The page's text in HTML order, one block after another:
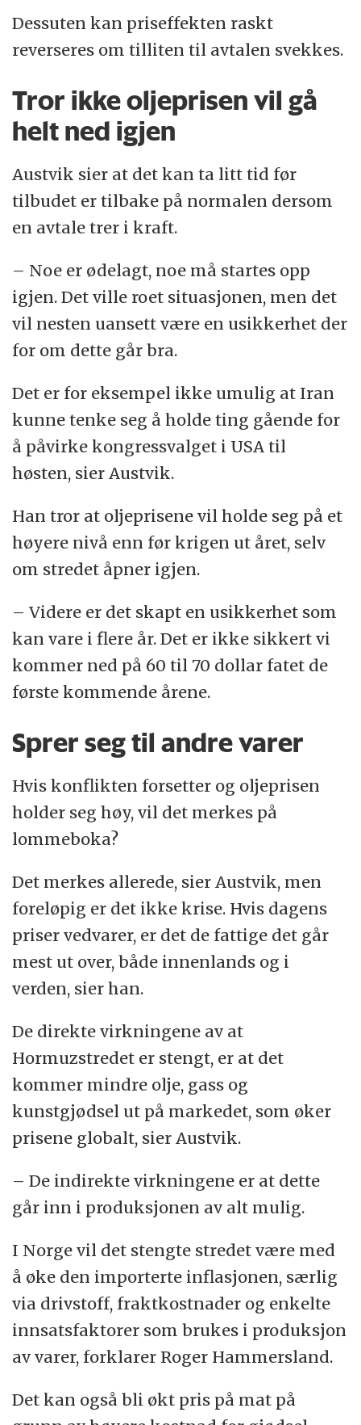
Dessuten kan priseffekten raskt
reverseres om tilliten til avtalen svekkes.
Tror ikke oljeprisen vil gå
helt ned igjen
Austvik sier at det kan ta litt tid før
tilbudet er tilbake på normalen dersom
en avtale trer i kraft.
– Noe er ødelagt, noe må startes opp
igjen. Det ville roet situasjonen, men det
vil nesten uansett være en usikkerhet der
for om dette går bra.
Det er for eksempel ikke umulig at Iran
kunne tenke seg å holde ting gående for
å påvirke kongressvalget i USA til
høsten, sier Austvik.
Han tror at oljeprisene vil holde seg på et
høyere nivå enn før krigen ut året, selv
om stredet åpner igjen.
– Videre er det skapt en usikkerhet som
kan vare i flere år. Det er ikke sikkert vi
kommer ned på 60 til 70 dollar fatet de
første kommende årene.
Sprer seg til andre varer
Hvis konflikten forsetter og oljeprisen
holder seg høy, vil det merkes på
lommeboka?
Det merkes allerede, sier Austvik, men
foreløpig er det ikke krise. Hvis dagens
priser vedvarer, er det de fattige det går
mest ut over, både innenlands og i
verden, sier han.
De direkte virkningene av at
Hormuzstredet er stengt, er at det
kommer mindre olje, gass og
kunstgjødsel ut på markedet, som øker
prisene globalt, sier Austvik.
– De indirekte virkningene er at dette
går inn i produksjonen av alt mulig.
I Norge vil det stengte stredet være med
å øke den importerte inflasjonen, særlig
via drivstoff, fraktkostnader og enkelte
innsatsfaktorer som brukes i produksjon
av varer, forklarer Roger Hammersland.
Det kan også bli økt pris på mat på